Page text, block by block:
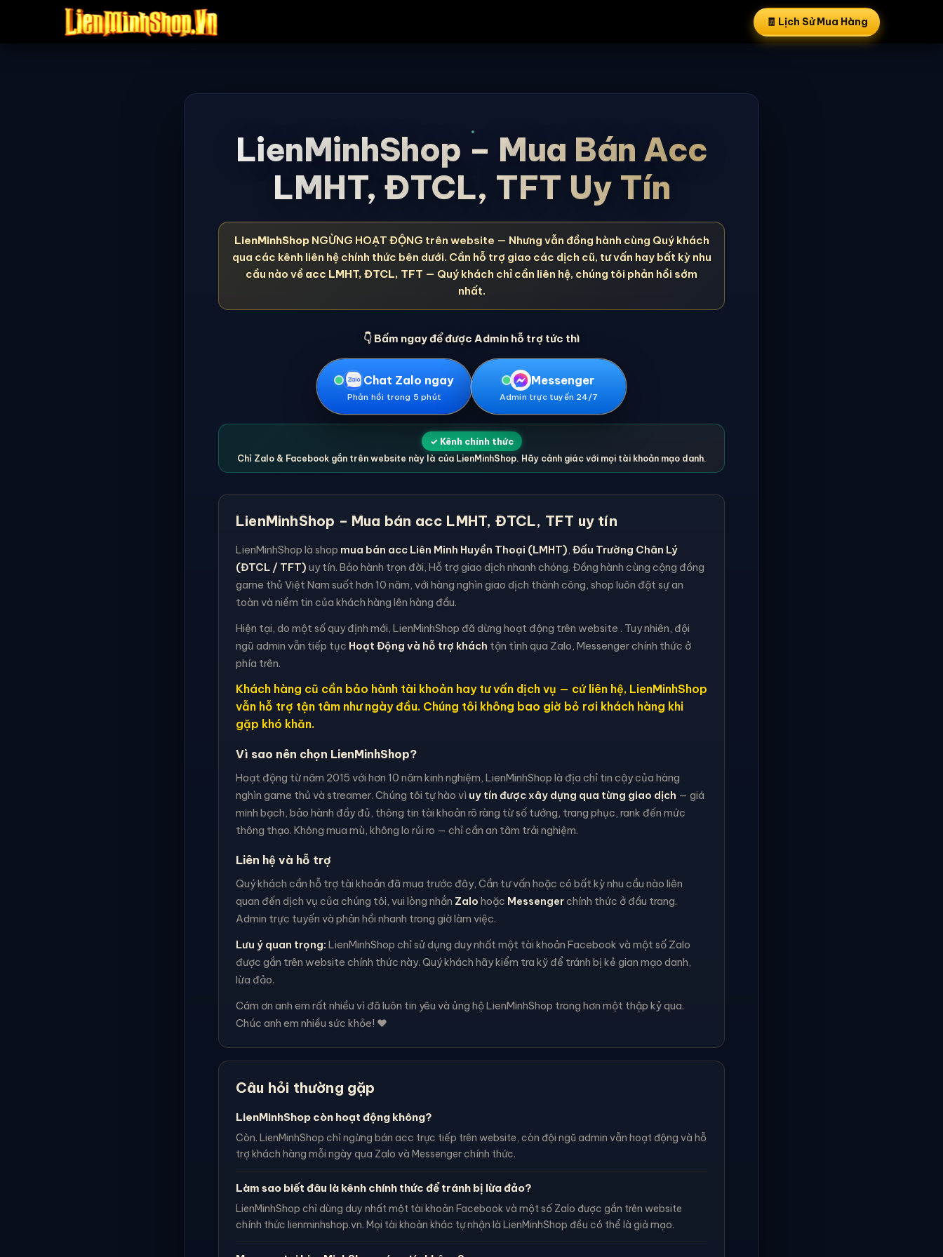
🧾 Lịch Sử Mua Hàng
LienMinhShop – Mua Bán Acc
LMHT, ĐTCL, TFT Uy Tín
LienMinhShopNGỪNG HOẠT ĐỘNG trên website — Nhưng vẫn đồng hành cùng Quý khách
qua các kênh liên hệ chính thức bên dưới. Cần hỗ trợ giao các dịch cũ, tư vấn hay bất kỳ nhu
cầu nào về acc LMHT, ĐTCL, TFT — Quý khách chỉ cần liên hệ, chúng tôi phản hồi sớm
nhất.
👇 Bấm ngay để được Admin hỗ trợ tức thì
Chat Zalo ngay
Phản hồi trong 5 phút
Messenger
Admin trực tuyến 24/7
✓ Kênh chính thức
Chỉ Zalo & Facebook gắn trên website này là của LienMinhShop. Hãy cảnh giác với mọi tài khoản mạo danh.
LienMinhShop – Mua bán acc LMHT, ĐTCL, TFT uy tín
LienMinhShop là shop mua bán acc Liên Minh Huyền Thoại (LMHT), Đấu Trường Chân Lý
(ĐTCL / TFT) uy tín. Bảo hành trọn đời, Hỗ trợ giao dịch nhanh chóng. Đồng hành cùng cộng đồng
game thủ Việt Nam suốt hơn 10 năm, với hàng nghìn giao dịch thành công, shop luôn đặt sự an
toàn và niềm tin của khách hàng lên hàng đầu.
Hiện tại, do một số quy định mới, LienMinhShop đã dừng hoạt động trên website . Tuy nhiên, đội
ngũ admin vẫn tiếp tục Hoạt Động và hỗ trợ khách tận tình qua Zalo, Messenger chính thức ở
phía trên.
Khách hàng cũ cần bảo hành tài khoản hay tư vấn dịch vụ — cứ liên hệ, LienMinhShop
vẫn hỗ trợ tận tâm như ngày đầu. Chúng tôi không bao giờ bỏ rơi khách hàng khi
gặp khó khăn.
Vì sao nên chọn LienMinhShop?
Hoạt động từ năm 2015 với hơn 10 năm kinh nghiệm, LienMinhShop là địa chỉ tin cậy của hàng
nghìn game thủ và streamer. Chúng tôi tự hào vì uy tín được xây dựng qua từng giao dịch — giá
minh bạch, bảo hành đầy đủ, thông tin tài khoản rõ ràng từ số tướng, trang phục, rank đến mức
thông thạo. Không mua mù, không lo rủi ro — chỉ cần an tâm trải nghiệm.
Liên hệ và hỗ trợ
Quý khách cần hỗ trợ tài khoản đã mua trước đây, Cần tư vấn hoặc có bất kỳ nhu cầu nào liên
quan đến dịch vụ của chúng tôi, vui lòng nhắn Zalo hoặc Messengerchính thức ở đầu trang.
Admin trực tuyến và phản hồi nhanh trong giờ làm việc.
Lưu ý quan trọng: LienMinhShop chỉ sử dụng duy nhất một tài khoản Facebook và một số Zalo
được gắn trên website chính thức này. Quý khách hãy kiểm tra kỹ để tránh bị kẻ gian mạo danh,
lừa đảo.
Cám ơn anh em rất nhiều vì đã luôn tin yêu và ủng hộ LienMinhShop trong hơn một thập kỷ qua.
Chúc anh em nhiều sức khỏe! ❤️
Câu hỏi thường gặp
LienMinhShop còn hoạt động không?
Còn. LienMinhShop chỉ ngừng bán acc trực tiếp trên website, còn đội ngũ admin vẫn hoạt động và hỗ
trợ khách hàng mỗi ngày qua Zalo và Messenger chính thức.
Làm sao biết đâu là kênh chính thức để tránh bị lừa đảo?
LienMinhShop chỉ dùng duy nhất một tài khoản Facebook và một số Zalo được gắn trên website
chính thức lienminhshop.vn. Mọi tài khoản khác tự nhận là LienMinhShop đều có thể là giả mạo.